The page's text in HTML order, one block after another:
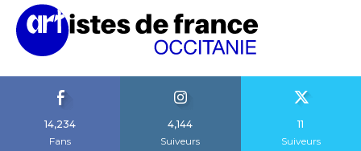
14,234
Fans
4,144
Suiveurs
11
Suiveurs